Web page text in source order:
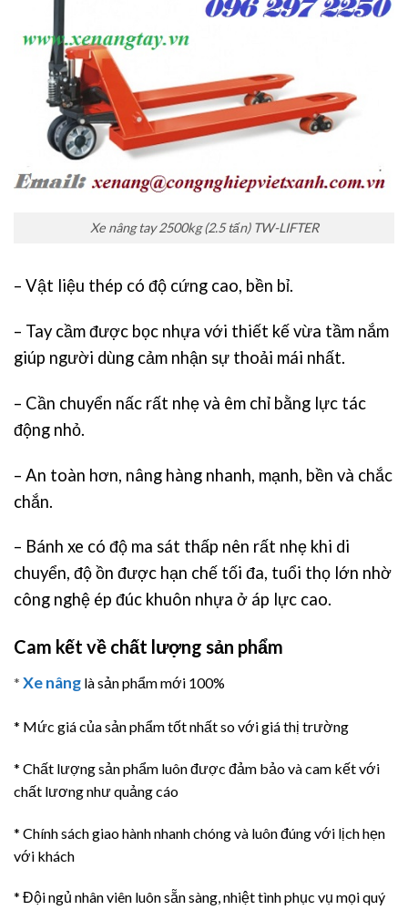
Xe nâng tay 2500kg (2.5 tấn) TW-LIFTER
– Vật liệu thép có độ cứng cao, bền bỉ.
– Tay cầm được bọc nhựa với thiết kế vừa tầm nắm
giúp người dùng cảm nhận sự thoải mái nhất.
– Cần chuyển nấc rất nhẹ và êm chỉ bằng lực tác
động nhỏ.
– An toàn hơn, nâng hàng nhanh, mạnh, bền và chắc
chắn.
– Bánh xe có độ ma sát thấp nên rất nhẹ khi di
chuyển, độ ồn được hạn chế tối đa, tuổi thọ lớn nhờ
công nghệ ép đúc khuôn nhựa ở áp lực cao.
Cam kết về chất lượng sản phẩm
* Xe nâng là sản phẩm mới 100%
* Mức giá của sản phẩm tốt nhất so với giá thị trường
* Chất lượng sản phẩm luôn được đảm bảo và cam kết với
chất lương như quảng cáo
* Chính sách giao hành nhanh chóng và luôn đúng với lịch hẹn
với khách
* Đội ngủ nhân viên luôn sẵn sàng, nhiệt tình phục vụ mọi quý